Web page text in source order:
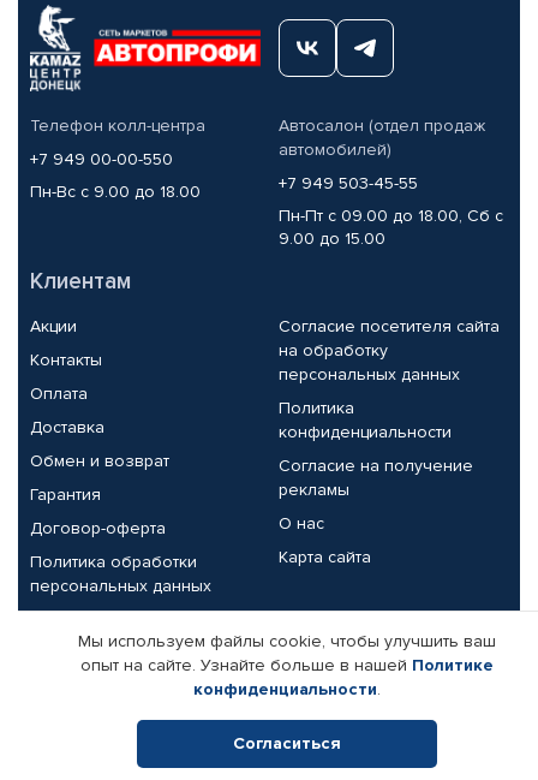
Телефон колл-центра
+7 949 00-00-550
Пн-Вс с 9.00 до 18.00
Автосалон (отдел продаж
автомобилей)
+7 949 503-45-55
Пн-Пт с 09.00 до 18.00, Сб с
9.00 до 15.00
Клиентам
Акции
Контакты
Оплата
Доставка
Обмен и возврат
Гарантия
Договор-оферта
Политика обработки
персональных данных
Согласие посетителя сайта
на обработку
персональных данных
Политика
конфиденциальности
Согласие на получение
рекламы
О нас
Карта сайта
Партнерам
Корпоративным клиентам
Поставщикам
Реквизиты компании
Мы используем файлы cookie, чтобы улучшить ваш
опыт на сайте. Узнайте больше в нашей Политике
конфиденциальности.
Согласиться